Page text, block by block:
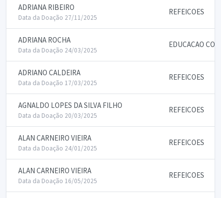
ADRIANA RIBEIRO
Data da Doação 27/11/2025
REFEICOES
ADRIANA ROCHA
Data da Doação 24/03/2025
EDUCACAO
ADRIANO CALDEIRA
Data da Doação 17/03/2025
REFEICOES
AGNALDO LOPES DA SILVA FILHO
Data da Doação 20/03/2025
REFEICOES
ALAN CARNEIRO VIEIRA
Data da Doação 24/01/2025
REFEICOES
ALAN CARNEIRO VIEIRA
Data da Doação 16/05/2025
REFEICOES